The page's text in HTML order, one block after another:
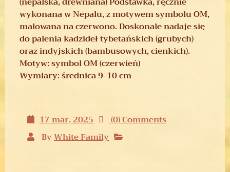
wykonana w Nepalu, z motywem symbolu OM,
malowana na czerwono. Doskonale nadaje się
do palenia kadzideł tybetańskich (grubych)
oraz indyjskich (bambusowych, cienkich).
Motyw: symbol OM (czerwień)
Wymiary: średnica 9-10 cm
17 mar, 2025
(0) Comments
ByWhite Family